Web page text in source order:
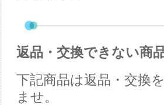
返品・交換できない商
下記商品は返品・交換
ませ。